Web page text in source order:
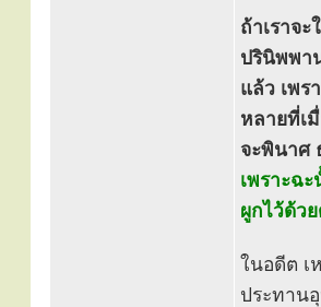
ถ้าเราจ
ปรินิพพา
แล้ว เพร
หลายที่เ
จะพินาศ
เพราะฉ
ผูกไว้ด้ว
ในอดีต เ
ประทาน